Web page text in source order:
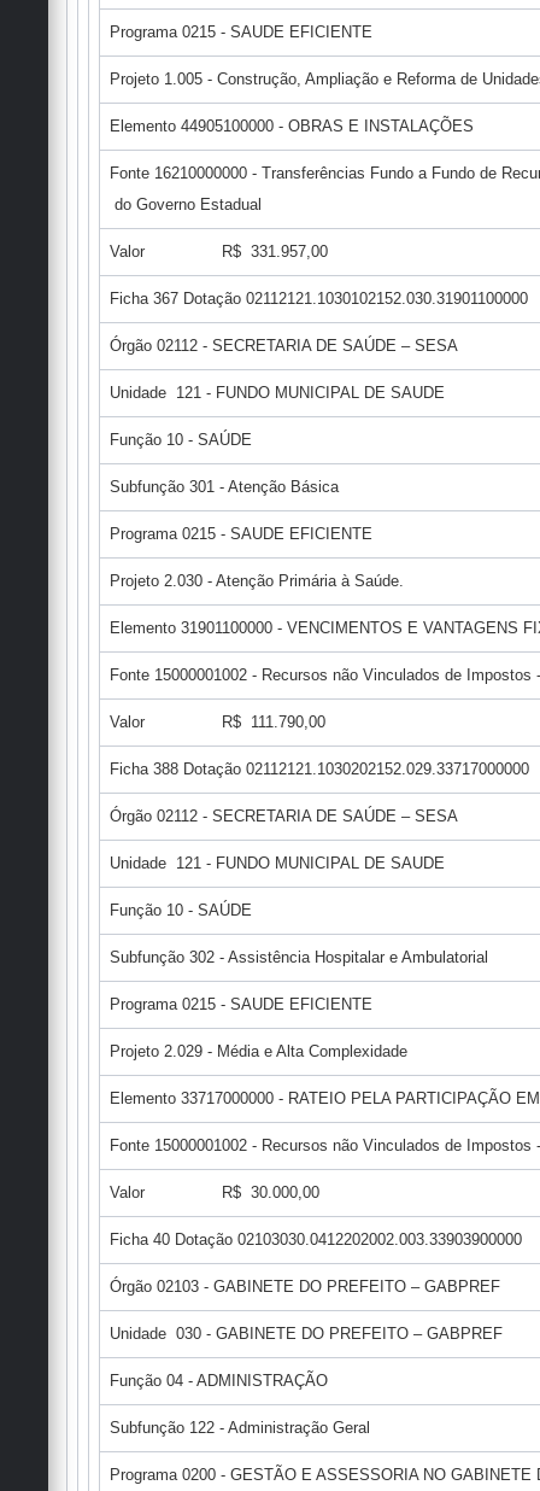
Programa 0215 - SAUDE EFICIENTE
Projeto 1.005 - Construção, Ampliação e Reforma de
Elemento 44905100000 - OBRAS E INSTALAÇÕES
Fonte 16210000000 - Transferências Fundo a Fundo de
do Governo Estadual
Valor R$ 331.957,00
Ficha 367 Dotação 02112121.1030102152.030.31901100000
Órgão 02112 - SECRETARIA DE SAÚDE – SESA
Unidade 121 - FUNDO MUNICIPAL DE SAUDE
Função 10 - SAÚDE
Subfunção 301 - Atenção Básica
Programa 0215 - SAUDE EFICIENTE
Projeto 2.030 - Atenção Primária à Saúde.
Elemento 31901100000 - VENCIMENTOS E VANTAGENS
Fonte 15000001002 - Recursos não Vinculados de Impostos
Valor R$ 111.790,00
Ficha 388 Dotação 02112121.1030202152.029.33717000000
Órgão 02112 - SECRETARIA DE SAÚDE – SESA
Unidade 121 - FUNDO MUNICIPAL DE SAUDE
Função 10 - SAÚDE
Subfunção 302 - Assistência Hospitalar e Ambulatorial
Programa 0215 - SAUDE EFICIENTE
Projeto 2.029 - Média e Alta Complexidade
Elemento 33717000000 - RATEIO PELA PARTICIPAÇÃO
Fonte 15000001002 - Recursos não Vinculados de Impostos
Valor R$ 30.000,00
Ficha 40 Dotação 02103030.0412202002.003.33903900000
Órgão 02103 - GABINETE DO PREFEITO – GABPREF
Unidade 030 - GABINETE DO PREFEITO – GABPREF
Função 04 - ADMINISTRAÇÃO
Subfunção 122 - Administração Geral
Programa 0200 - GESTÃO E ASSESSORIA NO GABINETE